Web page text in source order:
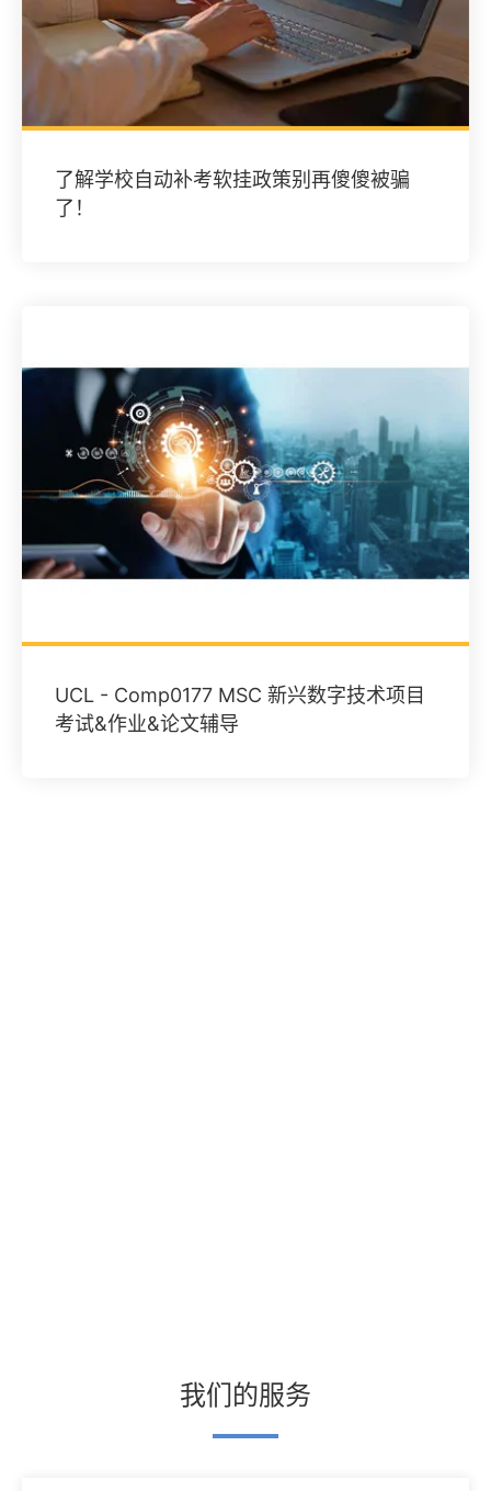
了解学校自动补考软挂政策别再傻傻被骗
了！
UCL - Comp0177 MSC 新兴数字技术项目
考试&作业&论文辅导
我们的服务